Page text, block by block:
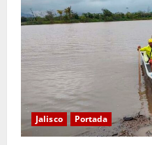
Jalisco Portada